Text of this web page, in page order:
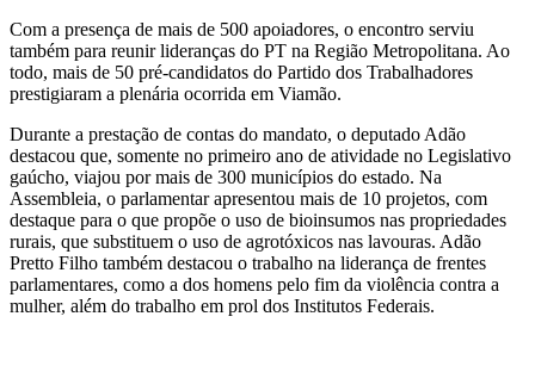
Com a presença de mais de 500 apoiadores, o encontro serviu
também para reunir lideranças do PT na Região Metropolitana. Ao
todo, mais de 50 pré-candidatos do Partido dos Trabalhadores
prestigiaram a plenária ocorrida em Viamão.
Durante a prestação de contas do mandato, o deputado Adão
destacou que, somente no primeiro ano de atividade no Legislativo
gaúcho, viajou por mais de 300 municípios do estado. Na
Assembleia, o parlamentar apresentou mais de 10 projetos, com
destaque para o que propõe o uso de bioinsumos nas propriedades
rurais, que substituem o uso de agrotóxicos nas lavouras. Adão
Pretto Filho também destacou o trabalho na liderança de frentes
parlamentares, como a dos homens pelo fim da violência contra a
mulher, além do trabalho em prol dos Institutos Federais.